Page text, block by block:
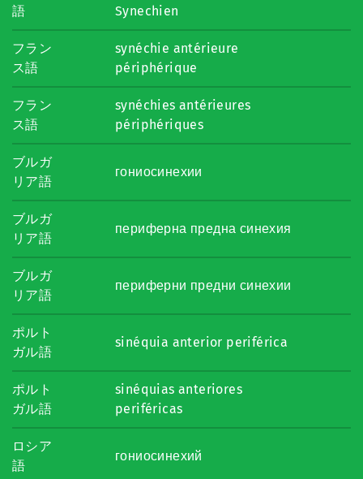
語
Synechien
フラン
ス語
synéchie antérieure
périphérique
フラン
ス語
synéchies antérieures
périphériques
ブルガ
リア語
гониосинехии
ブルガ
リア語
периферна предна синехия
ブルガ
リア語
периферни предни синехии
ポルト
ガル語
sinéquia anterior periférica
ポルト
ガル語
sinéquias anteriores
periféricas
ロシア
語
гониосинехий